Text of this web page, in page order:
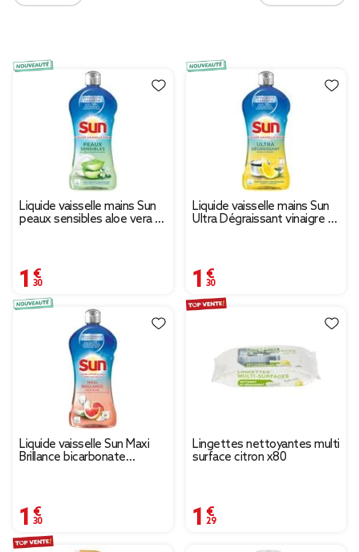
Liquide vaisselle mains Sun
peaux sensibles aloe vera et
1,30 €
Liquide vaisselle mains Sun
Ultra Dégraissant vinaigre et
1,30 €
Liquide vaisselle Sun Maxi
Brillance bicarbonate
1,30 €
Lingettes nettoyantes multi
surface citron x80
1,29 €